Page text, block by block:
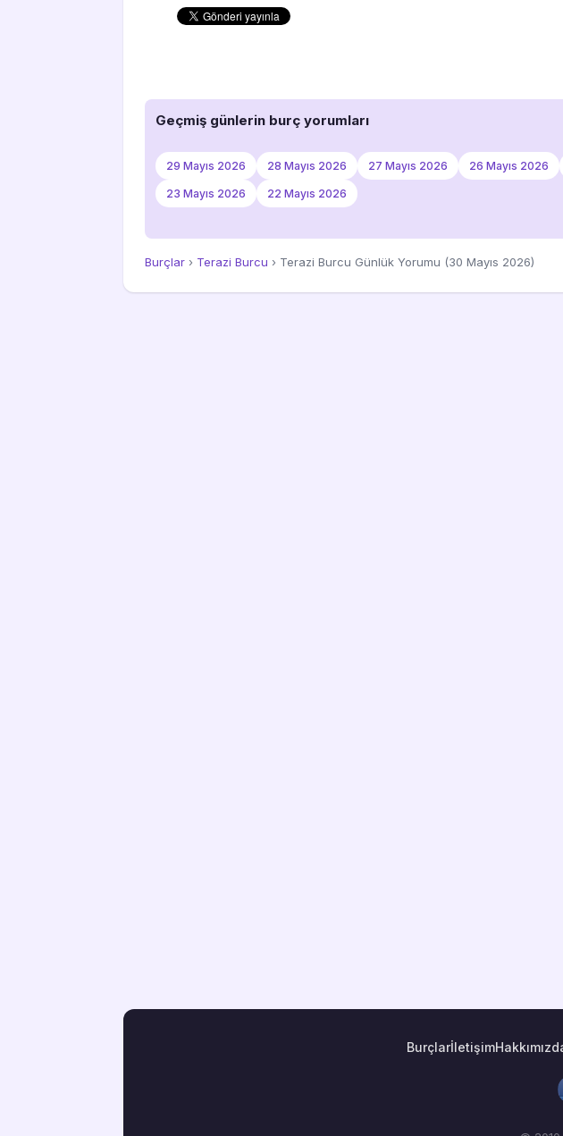
Geçmiş günlerin burç yorumları
29 Mayıs 2026 28 Mayıs 2026 27 Mayıs 2026 26 Mayıs 2026
23 Mayıs 2026 22 Mayıs 2026
Burçlar › Terazi Burcu › Terazi Burcu Günlük Yorumu (30 Mayıs 2026)
Burçlarİletişim